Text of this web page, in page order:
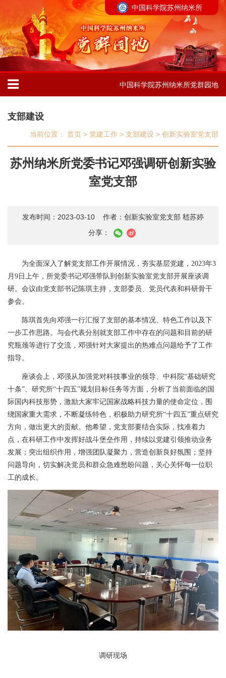
中国科学院苏州纳米所
中国科学院苏州纳米所党群园地
支部建设
当前位置： 首页 > 党建工作 > 支部建设 > 创新实验室党支部
苏州纳米所党委书记邓强调研创新实验
室党支部
发布时间：2023-03-10
作者：创新实验室党支部 嵇苏婷
分享：
为全面深入了解党支部工作开展情况，夯实基层党建， 2023年3
月 9 日上午，所党委书记邓强带队到创新实验室党支部开展座谈调
研。会议由党支部书记陈琪主持，支部委员、党员代表和科研骨干
参会。
陈琪首先向邓强一行汇报了支部的基本情况、特色工作以及下
一步工作思路。与会代表分别就支部工作中存在的问题和目前的研
究瓶颈等进行了交流，邓强针对大家提出的热难点问题给予了工作
指导。
座谈会上，邓强 从加强党对科技事业的领导、中科院“基础研究
十条”、研究所“十四五”规划目标任务等方面，分析了当前面临的国
际国内科技形势，激励大家牢记国家战略科技力量的使命定位， 围
绕国家重大需求， 不断凝练特色， 积极助力研究所“十四五”重点研究
方向， 做出更大的贡献。 他希望，党支部要结合实际，找准着力
点，在科研工作中发挥好战斗堡垒作用，持续以党建引领推动业务
发展；突出组织作用，增强团队凝聚力，营造创新良好氛围；坚持
问题导向，切实解决党员和群众急难愁盼问题，关心关怀每一位职
工的成长。
调研现场